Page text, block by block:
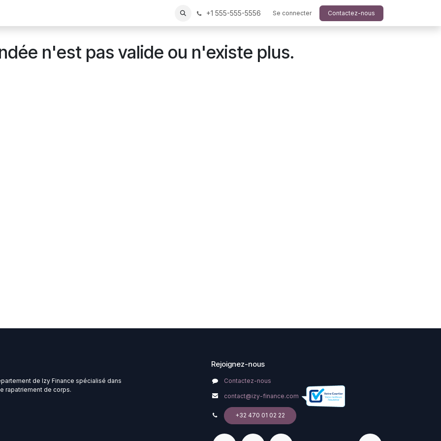
+1 555-555-5556 Se connecter Contactez-nous
n'est pas valide ou n'existe plus.
de Izy Finance spécialisé dans
rapatriement de corps.
Rejoignez-nous
Contactez-nous
contact@izy-finance.com
+32 470 01 02 22